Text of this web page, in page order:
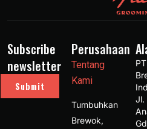
Subscribe
newsletter
Submit
Perusahaan
Tentang
Kami
Tumbuhkan
Brewok,
Jl.